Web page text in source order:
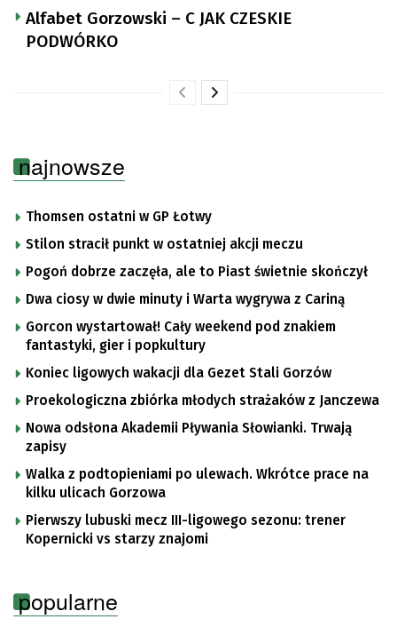
Alfabet Gorzowski – C JAK CZESKIE
PODWÓRKO
najnowsze
Thomsen ostatni w GP Łotwy
Stilon stracił punkt w ostatniej akcji meczu
Pogoń dobrze zaczęła, ale to Piast świetnie skończył
Dwa ciosy w dwie minuty i Warta wygrywa z Cariną
Gorcon wystartował! Cały weekend pod znakiem
fantastyki, gier i popkultury
Koniec ligowych wakacji dla Gezet Stali Gorzów
Proekologiczna zbiórka młodych strażaków z Janczewa
Nowa odsłona Akademii Pływania Słowianki. Trwają
zapisy
Walka z podtopieniami po ulewach. Wkrótce prace na
kilku ulicach Gorzowa
Pierwszy lubuski mecz III-ligowego sezonu: trener
Kopernicki vs starzy znajomi
popularne